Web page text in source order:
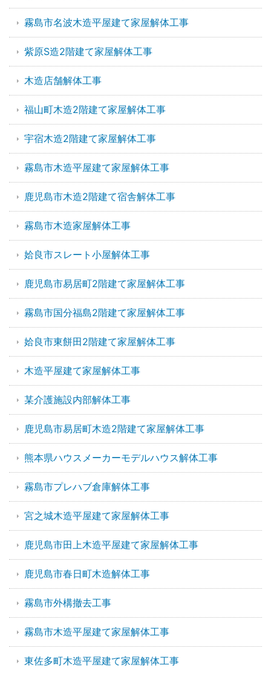
霧島市名波木造平屋建て家屋解体工事
紫原S造2階建て家屋解体工事
木造店舗解体工事
福山町木造2階建て家屋解体工事
宇宿木造2階建て家屋解体工事
霧島市木造平屋建て家屋解体工事
鹿児島市木造2階建て宿舎解体工事
霧島市木造家屋解体工事
姶良市スレート小屋解体工事
鹿児島市易居町2階建て家屋解体工事
霧島市国分福島2階建て家屋解体工事
姶良市東餅田2階建て家屋解体工事
木造平屋建て家屋解体工事
某介護施設内部解体工事
鹿児島市易居町木造2階建て家屋解体工事
熊本県ハウスメーカーモデルハウス解体工事
霧島市プレハブ倉庫解体工事
宮之城木造平屋建て家屋解体工事
鹿児島市田上木造平屋建て家屋解体工事
鹿児島市春日町木造解体工事
霧島市外構撤去工事
霧島市木造平屋建て家屋解体工事
東佐多町木造平屋建て家屋解体工事